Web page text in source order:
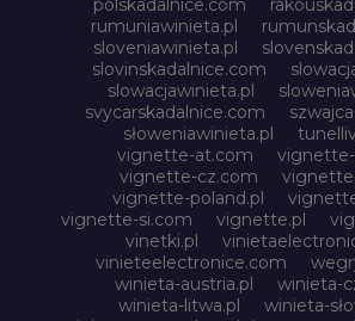
polskadalnice.com
rumuniawinieta.pl
sloveniawinieta.pl
slovinskadalnice.com
slowacjawinieta.pl
svycarskadalnice.com
słoweniawinieta.pl
vignette-at.com
vignette-cz.com
vignette-poland.pl
vignette-si.com
vignette.pl
vinetki.pl
vinieteelectronice.com
winieta-austria.pl
winieta-
winieta-litwa.pl
winieta-